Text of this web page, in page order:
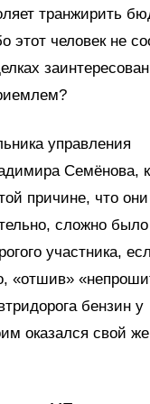
транжирить
человек не
управления
Семёнова,
причине, что
сложно
участника,
«отшив»
бензин у
оказался свой